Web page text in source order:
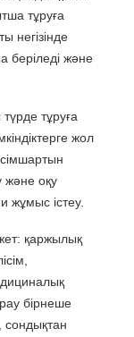
тұруға
негізінде
беріледі және
тұруға
жол
және оқу
жұмыс істеу.
қаржылық
бірнеше
сондықтан